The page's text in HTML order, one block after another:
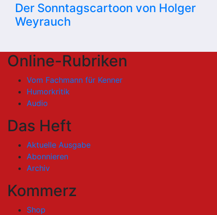
Der Sonntagscartoon von Holger
Weyrauch
Online-Rubriken
Vom Fachmann für Kenner
Humorkritik
Audio
Das Heft
Aktuelle Ausgabe
Abonnieren
Archiv
Kommerz
Shop